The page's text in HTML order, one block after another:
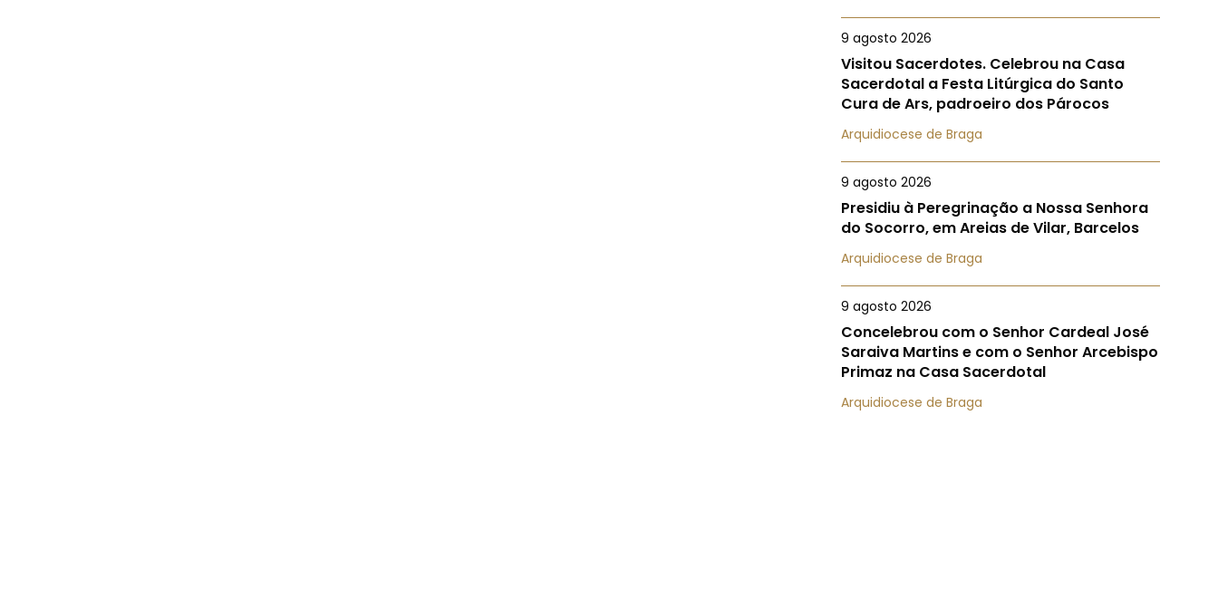
9 agosto 2026
Visitou Sacerdotes. Celebrou na Casa
Sacerdotal a Festa Litúrgica do Santo
Cura de Ars, padroeiro dos Párocos
Arquidiocese de Braga
9 agosto 2026
Presidiu à Peregrinação a Nossa Senhora
do Socorro, em Areias de Vilar, Barcelos
Arquidiocese de Braga
9 agosto 2026
Concelebrou com o Senhor Cardeal José
Saraiva Martins e com o Senhor Arcebispo
Primaz na Casa Sacerdotal
Arquidiocese de Braga